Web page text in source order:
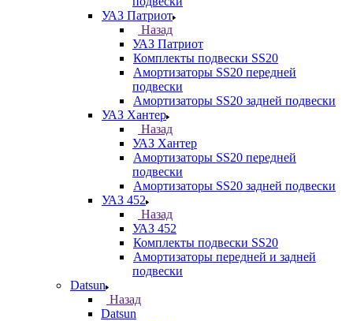
УАЗ Патриот
Назад
УАЗ Патриот
Комплекты подвески SS20
Амортизаторы SS20 передней
подвески
Амортизаторы SS20 задней подвески
УАЗ Хантер
Назад
УАЗ Хантер
Амортизаторы SS20 передней
подвески
Амортизаторы SS20 задней подвески
УАЗ 452
Назад
УАЗ 452
Комплекты подвески SS20
Амортизаторы передней и задней
подвески
Datsun
Назад
Datsun